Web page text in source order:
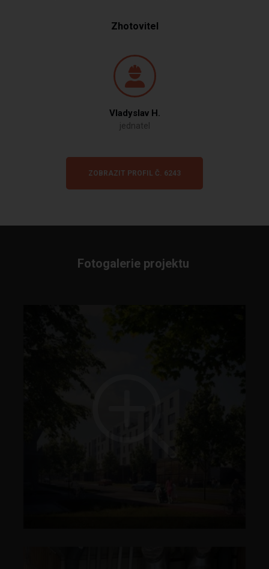
Zhotovitel
Vladyslav H.
jednatel
ZOBRAZIT PROFIL Č. 6243
Fotogalerie projektu